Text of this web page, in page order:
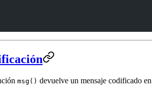
msg() devuelve un mensaje codificado